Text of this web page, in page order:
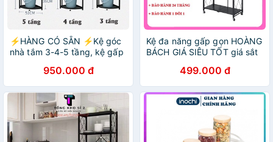
⚡HÀNG CÓ SẴN ⚡Kệ góc
nhà tắm 3-4-5 tầng, kệ gấp
đồ nhà bếp gấp gọn, sơn
tĩnh điện
950.000 đ
Kệ đa năng gấp gọn HOÀNG
BÁCH GIÁ SIÊU TỐT giá sắt
minh gấp gọn có bánh xe dễ
dàng di chuyển.
499.000 đ